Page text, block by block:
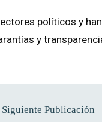
políticos y
y
Siguiente Publicación